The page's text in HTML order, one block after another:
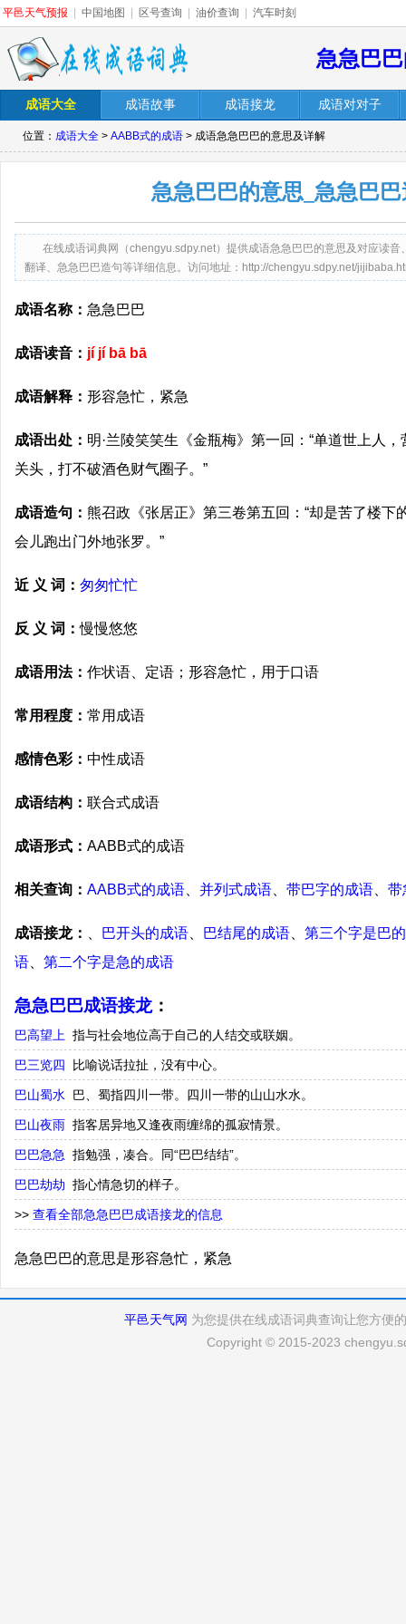
平邑天气预报 中国地图 区号查询 油价查询 汽车时刻
急急巴
成语大全 成语故事 成语接龙 成语对对子
位置： 成语大全 > AABB式的成语 > 成语急急巴巴的意思及详解
急急巴巴的意思_急急巴
在线成语词典网（chengyu.sdpy.net）提供成语急急巴巴的意思及对应读
翻译、急急巴巴造句等详细信息。访问地址：http://chengyu.sdpy.net/
成语名称： 急急巴巴
成语读音： jí jí bā bā
成语解释： 形容急忙，紧急
成语出处： 明·兰陵笑笑生《金瓶梅》第一回：“单道世上人
关头，打不破酒色财气圈子。”
成语造句： 熊召政《张居正》第三卷第五回：“却是苦了楼下
会儿跑出门外地张罗。”
近 义 词： 匆匆忙忙
反 义 词：慢慢悠悠
成语用法： 作状语、定语；形容急忙，用于口语
常用程度： 常用成语
感情色彩： 中性成语
成语结构： 联合式成语
成语形式： AABB式的成语
相关查询： AABB式的成语 并列式成语 带巴字的成语 带
成语接龙： 巴开头的成语 巴结尾的成语
第三个字是巴
语
第二个字是急的成语
急急巴巴成语接龙：
巴高望上 指与社会地位高于自己的人结交或联姻。
巴三览四 比喻说话拉扯，没有中心。
巴山蜀水 巴、蜀指四川一带。四川一带的山山水水。
巴山夜雨 指客居异地又逢夜雨缠绵的孤寂情景。
巴巴急急 指勉强，凑合。同“巴巴结结”。
巴巴劫劫 指心情急切的样子。
>> 查看全部急急巴巴成语接龙的信息
急急巴巴的意思是形容急忙，紧急
平邑天气网 为您提供在线成语词典查询让您方便
Copyright © 2015-2023